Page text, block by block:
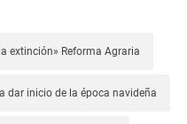
extinción» Reforma Agraria
dar inicio de la época navideña